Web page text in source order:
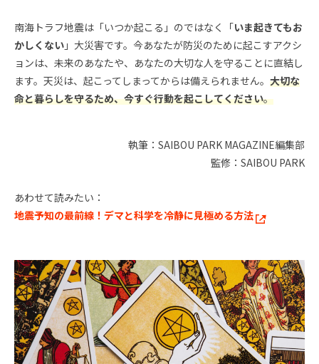
南海トラフ地震は「いつか起こる」のではなく「いま起きてもお
かしくない 」大災害です。今あなたが防災のために起こすアクシ
ョンは、未来のあなたや、あなたの大切な人を守ることに直結し
ます。天災は、起こってしまってからは備えられません。 大切な
命と暮らしを守るため、今すぐ行動を起こしてください。
執筆：SAIBOU PARK MAGAZINE編集部
監修：SAIBOU PARK
あわせて読みたい：
地震予知の最前線！デマと科学を冷静に見極める方法